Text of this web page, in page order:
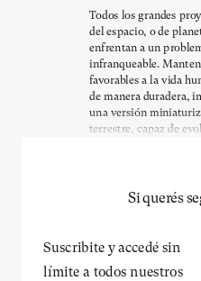
Todos los grandes
del espacio, o de
enfrentan a un
infranqueable.
favorables a la vida
de manera duradera,
una versión
terrestre, capaz de
Si querés
Suscribite y accedé sin
límite a todos nuestros